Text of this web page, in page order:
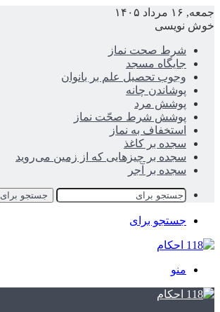
جمعه, ۱۶ مرداد ۱۴۰۵
خوش نویسی
شرط صحت نماز
جایگاه مسجد
وجوب تحصیل علم بر بانوان
پوشاندن چانه
پوشش مرد
پوشش شرط صحّت نماز
استخفاف به نماز
سجده بر کاغذ
سجده بر چیزهایی که از زمین می‌روید
سجده بر آجر
جستجو برای
جستجو برای
منو